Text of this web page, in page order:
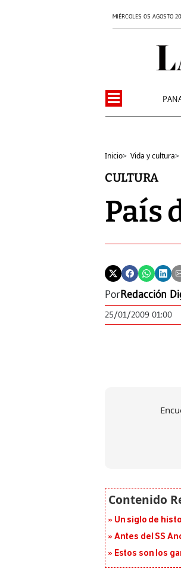
MIÉRCOLES 05 AGOSTO
Inicio> Vida y cultura>
CULTURA
País
PorRedacción
25/01/2009 01:00
Un siglo de
Antes del SS
Estos son los